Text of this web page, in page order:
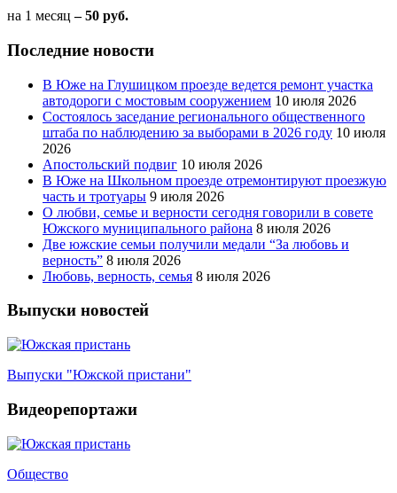
на 1 месяц – 50 руб.
Последние новости
В Юже на Глушицком проезде ведется ремонт участка
автодороги с мостовым сооружением 10 июля 2026
Состоялось заседание регионального общественного
штаба по наблюдению за выборами в 2026 году 10 июля
2026
Апостольский подвиг 10 июля 2026
В Юже на Школьном проезде отремонтируют проезжую
часть и тротуары 9 июля 2026
О любви, семье и верности сегодня говорили в совете
Южского муниципального района 8 июля 2026
Две южские семьи получили медали “За любовь и
верность” 8 июля 2026
Любовь, верность, семья 8 июля 2026
Выпуски новостей
Выпуски "Южской пристани"
Видеорепортажи
Общество